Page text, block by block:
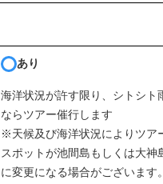
あり
海洋状況が許す限り、シトシト
ならツアー催行します
※天候及び海洋状況によりツア
スポットが池間島もしくは大神
に変更になる場合がございます。